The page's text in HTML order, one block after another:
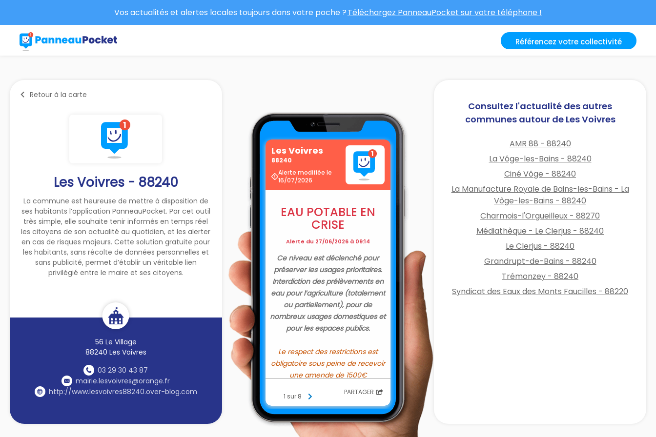
Vos actualités et alertes locales toujours dans votre poche ?Téléchargez PanneauPocket sur votre téléphone !
Référencez votre collectivité
Retour à la carte
Les Voivres - 88240
La commune est heureuse de mettre à disposition de
ses habitants l’application PanneauPocket. Par cet outil
très simple, elle souhaite tenir informés en temps réel
les citoyens de son actualité au quotidien, et les alerter
en cas de risques majeurs. Cette solution gratuite pour
les habitants, sans récolte de données personnelles et
sans publicité, permet d’établir un véritable lien
privilégié entre le maire et ses citoyens.
56 Le Village
88240 Les Voivres
03 29 30 43 87
mairie.lesvoivres@orange.fr
http://www.lesvoivres88240.over-blog.com
Les Voivres
88240
Alerte modifiée le
16/07/2026
EAU POTABLE EN
CRISE
Alerte du 27/06/2026 à 09:14
Ce niveau est déclenché pour
préserver les usages prioritaires.
Interdiction des prélèvements en
eau pour l’agriculture (totalement
ou partiellement), pour de
nombreux usages domestiques et
pour les espaces publics.
Le respect des restrictions est
obligatoire sous peine de recevoir
une amende de 1500€
Détails des restrictions en suivant
ce lien :
https://vigieau.gouv.fr/situation?
1 sur 8 PARTAGER
Consultez l'actualité des autres
communes autour de Les Voivres
AMR 88 - 88240
La Vôge-les-Bains - 88240
Ciné Vôge - 88240
La Manufacture Royale de Bains-les-Bains - La
Vôge-les-Bains - 88240
Charmois-l'Orgueilleux - 88270
Médiathèque - Le Clerjus - 88240
Le Clerjus - 88240
Grandrupt-de-Bains - 88240
Trémonzey - 88240
Syndicat des Eaux des Monts Faucilles - 88220